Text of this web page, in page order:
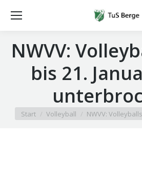
NWVV:
bis 21.
Sie befinden sich hier:
Start Volleyball NWVV: